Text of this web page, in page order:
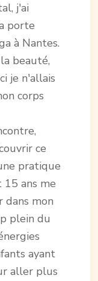
j'ai
porte
à Nantes.
beauté,
je n'allais
corps
ce
pratique
ans me
mon
plein du
ayant
aller plus